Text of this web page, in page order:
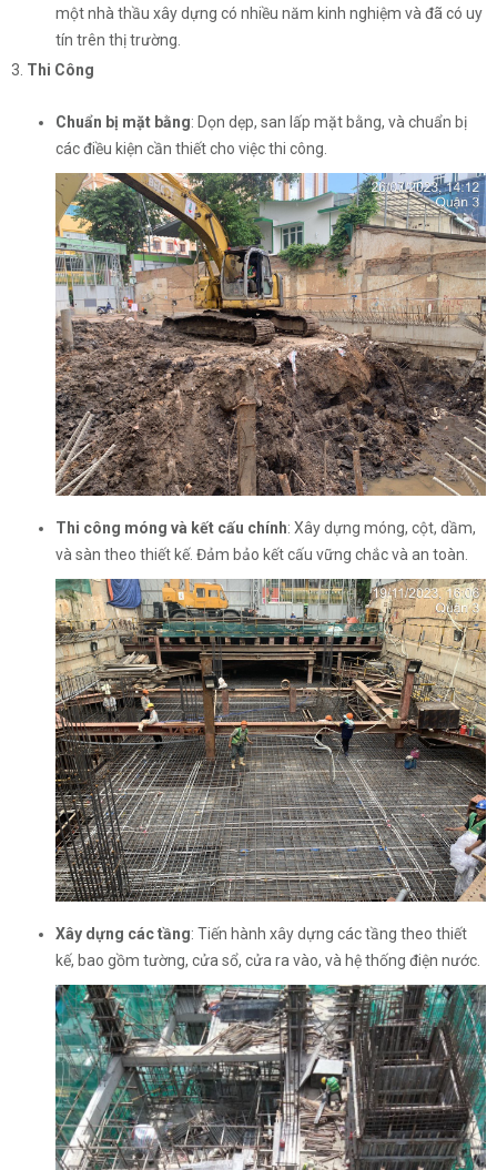
một nhà thầu xây dựng có nhiều năm kinh nghiệm và đã có uy
tín trên thị trường.
3. Thi Công
Chuẩn bị mặt bằng: Dọn dẹp, san lấp mặt bằng, và chuẩn bị
các điều kiện cần thiết cho việc thi công.
Thi công móng và kết cấu chính: Xây dựng móng, cột, dầm,
và sàn theo thiết kế. Đảm bảo kết cấu vững chắc và an toàn.
Xây dựng các tầng: Tiến hành xây dựng các tầng theo thiết
kế, bao gồm tường, cửa sổ, cửa ra vào, và hệ thống điện nước.